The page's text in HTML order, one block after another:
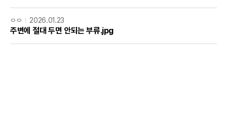
ㅇㅇ 2026.01.23
주변에 절대 두면 안되는 부류.jpg